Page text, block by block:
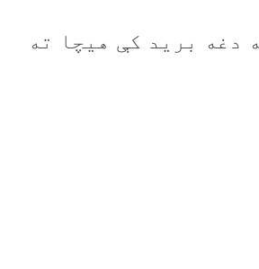
دغه برید کې هيچا ته